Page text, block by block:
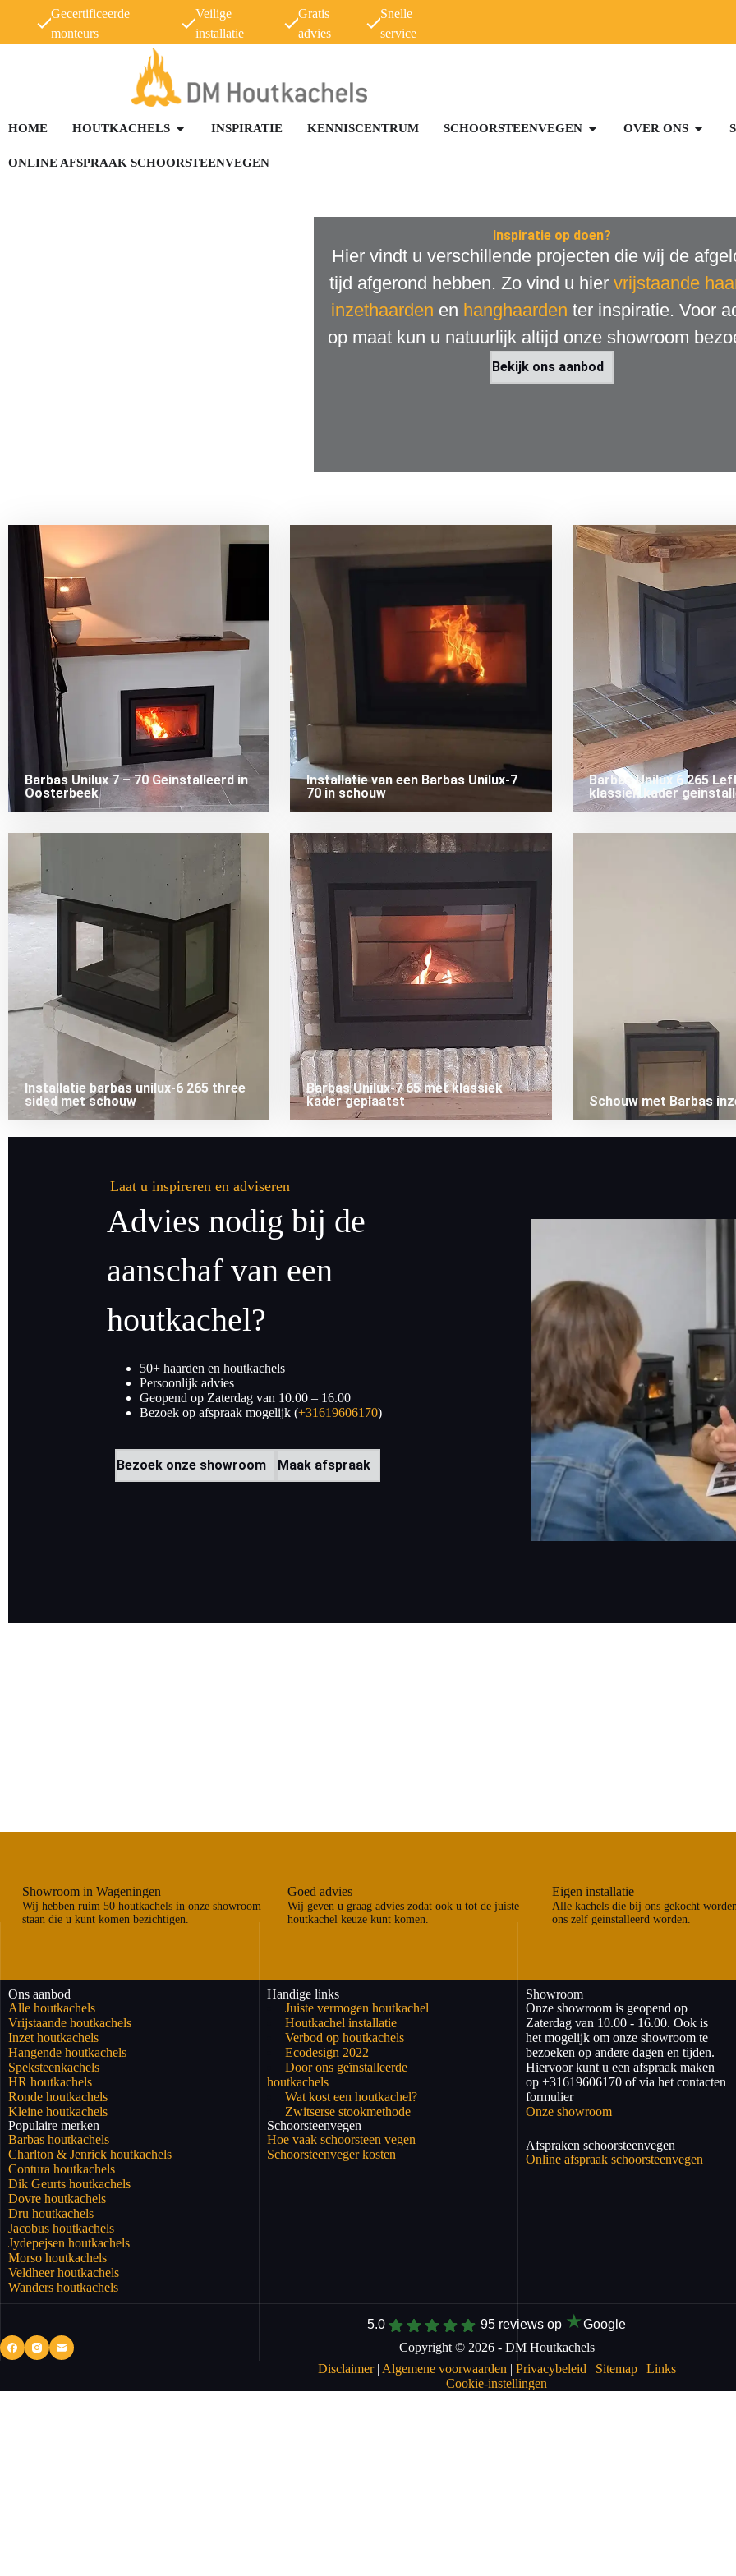
Gecertificeerde
monteurs
Veilige
installatie
Gratis
advies
Snelle
service
HOME HOUTKACHELS INSPIRATIE KENNISCENTRUM SCHOORSTEENVEGEN OVER ONS
ONLINE AFSPRAAK SCHOORSTEENVEGEN
Inspiratie op doen?
Hier vindt u verschillende projecten die wij de
tijd afgerond hebben. Zo vind u hier vrijstaande
inzethaarden en hanghaarden ter inspiratie. Voor
op maat kun u natuurlijk altijd onze showroom
Bekijk ons aanbod
Barbas Unilux 7 – 70 Geinstalleerd in
Oosterbeek
Installatie van een Barbas Unilux-7
70 in schouw
Barbas Unilux 6 265
klassiek kader
Installatie barbas unilux-6 265 three
sided met schouw
Barbas Unilux-7 65 met klassiek
kader geplaatst
Schouw met Barbas
Laat u inspireren en adviseren
Advies nodig bij de
aanschaf van een
houtkachel?
50+ haarden en houtkachels
Persoonlijk advies
Geopend op Zaterdag van 10.00 – 16.00
Bezoek op afspraak mogelijk (+31619606170)
Bezoek onze showroom Maak afspraak
Showroom in Wageningen
Wij hebben ruim 50 houtkachels in onze showroom
staan die u kunt komen bezichtigen.
Goed advies
Wij geven u graag advies zodat ook u tot de juiste
houtkachel keuze kunt komen.
Eigen installatie
Alle kachels die bij ons gekocht
ons zelf geinstalleerd worden.
Ons aanbod
Alle houtkachels
Vrijstaande houtkachels
Inzet houtkachels
Hangende houtkachels
Speksteenkachels
HR houtkachels
Ronde houtkachels
Kleine houtkachels
Populaire merken
Barbas houtkachels
Charlton & Jenrick houtkachels
Contura houtkachels
Dik Geurts houtkachels
Dovre houtkachels
Dru houtkachels
Jacobus houtkachels
Jydepejsen houtkachels
Morso houtkachels
Veldheer houtkachels
Wanders houtkachels
Handige links
Juiste vermogen houtkachel
Houtkachel installatie
Verbod op houtkachels
Ecodesign 2022
Door ons geïnstalleerde
houtkachels
Wat kost een houtkachel?
Zwitserse stookmethode
Schoorsteenvegen
Hoe vaak schoorsteen vegen
Schoorsteenveger kosten
Showroom
Onze showroom is geopend op
Zaterdag van 10.00 - 16.00. Ook is
het mogelijk om onze showroom te
bezoeken op andere dagen en tijden.
Hiervoor kunt u een afspraak maken
op +31619606170 of via het contacten
formulier
Onze showroom
Afspraken schoorsteenvegen
Online afspraak schoorsteenvegen
5.0 95 reviews op ★Google
Copyright © 2026 - DM Houtkachels
Disclaimer| Algemene voorwaarden | Privacybeleid | Sitemap| Links
Cookie-instellingen